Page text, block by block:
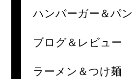
ハンバーガー＆パン
ブログ＆レビュー
ラーメン＆つけ麺